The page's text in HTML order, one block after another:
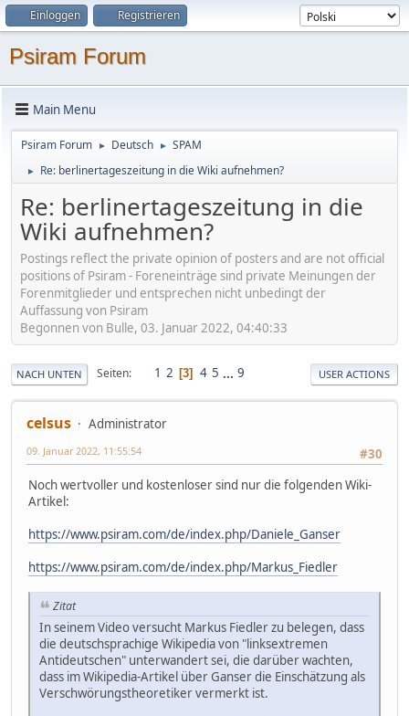
Einloggen Registrieren
Psiram Forum
Main Menu
Psiram Forum ► Deutsch ► SPAM
► Re: berlinertageszeitung in die Wiki aufnehmen?
Re: berlinertageszeitung in die
Wiki aufnehmen?
Postings reflect the private opinion of posters and are not official
positions of Psiram - Foreneinträge sind private Meinungen der
Forenmitglieder und entsprechen nicht unbedingt der
Auffassung von Psiram
Begonnen von Bulle, 03. Januar 2022, 04:40:33
NACH UNTEN Seiten 1 2 3 4 5 ... 9 USER ACTIONS
celsus
Administrator
#30
09. Januar 2022, 11:55:54
Noch wertvoller und kostenloser sind nur die folgenden Wiki-
Artikel:
https://www.psiram.com/de/index.php/Daniele_Ganser
https://www.psiram.com/de/index.php/Markus_Fiedler
Zitat
In seinem Video versucht Markus Fiedler zu belegen, dass
die deutschsprachige Wikipedia von "linksextremen
Antideutschen" unterwandert sei, die darüber wachten,
dass im Wikipedia-Artikel über Ganser die Einschätzung als
Verschwörungstheoretiker vermerkt ist.